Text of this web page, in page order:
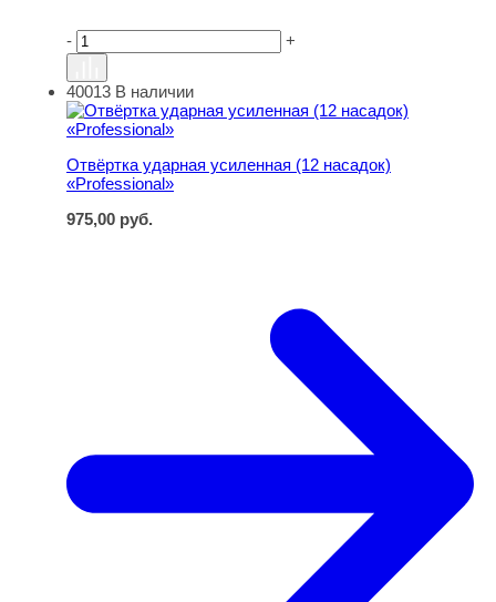
- +
Отвёртка ударная усиленная (12 насадок)
40013 В наличии
Отвёртка ударная усиленная (12 насадок)
«Professional»
975,00 руб.